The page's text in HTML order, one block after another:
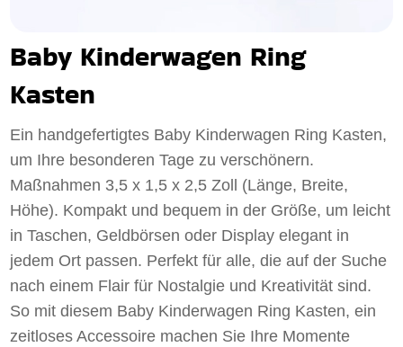
Baby Kinderwagen Ring
Kasten
Ein handgefertigtes Baby Kinderwagen Ring Kasten,
um Ihre besonderen Tage zu verschönern.
Maßnahmen 3,5 x 1,5 x 2,5 Zoll (Länge, Breite,
Höhe). Kompakt und bequem in der Größe, um leicht
in Taschen, Geldbörsen oder Display elegant in
jedem Ort passen. Perfekt für alle, die auf der Suche
nach einem Flair für Nostalgie und Kreativität sind.
So mit diesem Baby Kinderwagen Ring Kasten, ein
zeitloses Accessoire machen Sie Ihre Momente